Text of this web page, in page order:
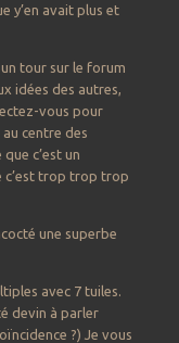
y’en avait plus et
tour sur le forum
idées des autres,
vous pour
centre des
c’est un
c’est trop trop trop
une superbe
avec 7 tuiles.
devin à parler
?) Je vous